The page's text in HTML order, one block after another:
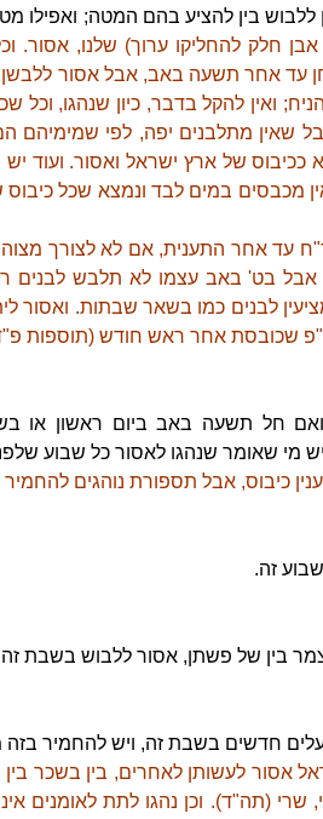
בין להציע בהם המטה; ואפילו
חלק להחליקו ערוך) שלנו, אסור.
עד אחר תשעה באב, אבל אסור
ואין להקל בדבר, כיון שנהגו,
שאין מתלבנים יפה, לפי שמימיהם
של ארץ ישראל ואסור. ועוד יש
מכבסים במים לבד ונמצא שכל כיבוס
עד אחר התענית, אם לא לצורך
אבל בט' באב עצמו לא תלבש לבנים
לבנים כמו בשאר שבתות. ואסור
שכובסת אחר ראש חודש (תוספות
חל תשעה באב ביום ראשון או
מי שאומר שנהגו לאסור כל שבוע
כיבוס, אבל תספורת נוהגים להחמיר
זה.
צמר בין של פשתן, אסור ללבוש בשבת זה
חדשים בשבת זה, ויש להחמיר
אסור לעשותן לאחרים, בין בשכר
(תה"ד). וכן נהגו לתת לאומנים